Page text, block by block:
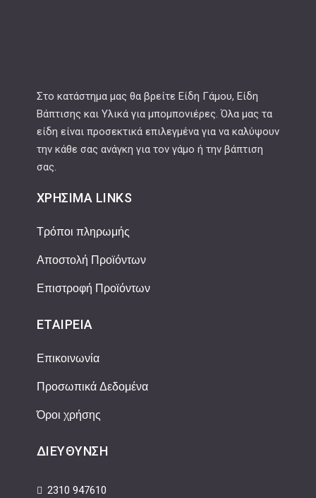
Στο κατάστημα μας θα βρείτε Είδη Γάμου, Είδη
Βάπτισης και Υλικά για μπομπονιέρες. Όλα μας τα
είδη είναι προσεκτικά επιλεγμένα για να καλύψουν
την κάθε σας ανάγκη για τον γάμο ή την βάπτιση
σας.
ΧΡΉΣΙΜΑ LINKS
Τρόποι πληρωμής
Αποστολή Προϊόντων
Επιστροφή Προϊόντων
ΕΤΑΙΡΕΊΑ
Επικοινωνία
Προσωπικά Δεδομένα
Όροι χρήσης
ΔΙΕΎΘΥΝΣΗ
2310 947610